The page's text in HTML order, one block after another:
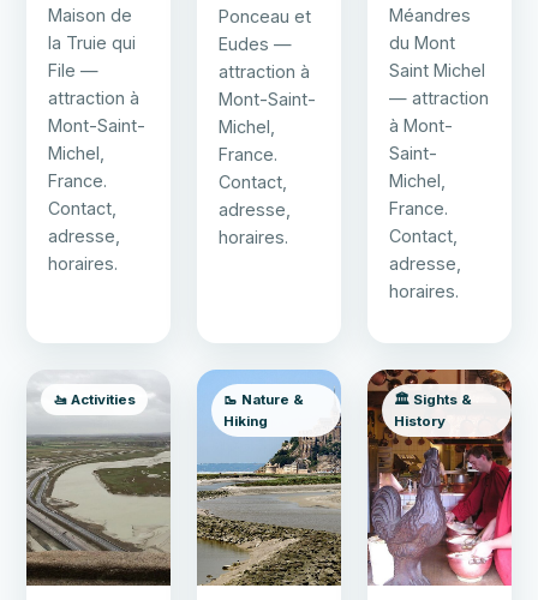
Maison de
la Truie qui
File —
attraction à
Mont-Saint-
Michel,
France.
Contact,
adresse,
horaires.
Ponceau et
Eudes —
attraction à
Mont-Saint-
Michel,
France.
Contact,
adresse,
horaires.
Méandres
du Mont
Saint Michel
— attraction
à Mont-
Saint-
Michel,
France.
Contact,
adresse,
horaires.
🚤 Activities
🥾 Nature &
Hiking
🏛️ Sights &
History